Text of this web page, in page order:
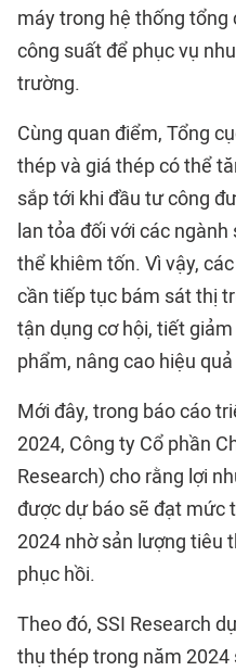
máy trong hệ thống tổng
công suất để phục vụ
trường.
Cùng quan điểm, Tổng
thép và giá thép có thể
sắp tới khi đầu tư công
lan tỏa đối với các
thể khiêm tốn. Vì vậy,
cần tiếp tục bám sát thị
tận dụng cơ hội, tiết
phẩm, nâng cao hiệu
Mới đây, trong báo cáo
2024, Công ty Cổ phần
Research) cho rằng lợi
được dự báo sẽ đạt mức
2024 nhờ sản lượng tiêu
phục hồi.
Theo đó, SSI Research
thụ thép trong năm 2024